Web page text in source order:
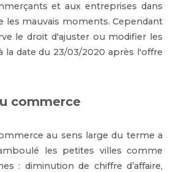
et aux entreprises dans
les mauvais moments. Cependant
le droit d'ajuster ou modifier les
la date du 23/03/2020 après l'offre
commerce
au sens large du terme a
les petites villes comme
: diminution de chiffre d’affaire,